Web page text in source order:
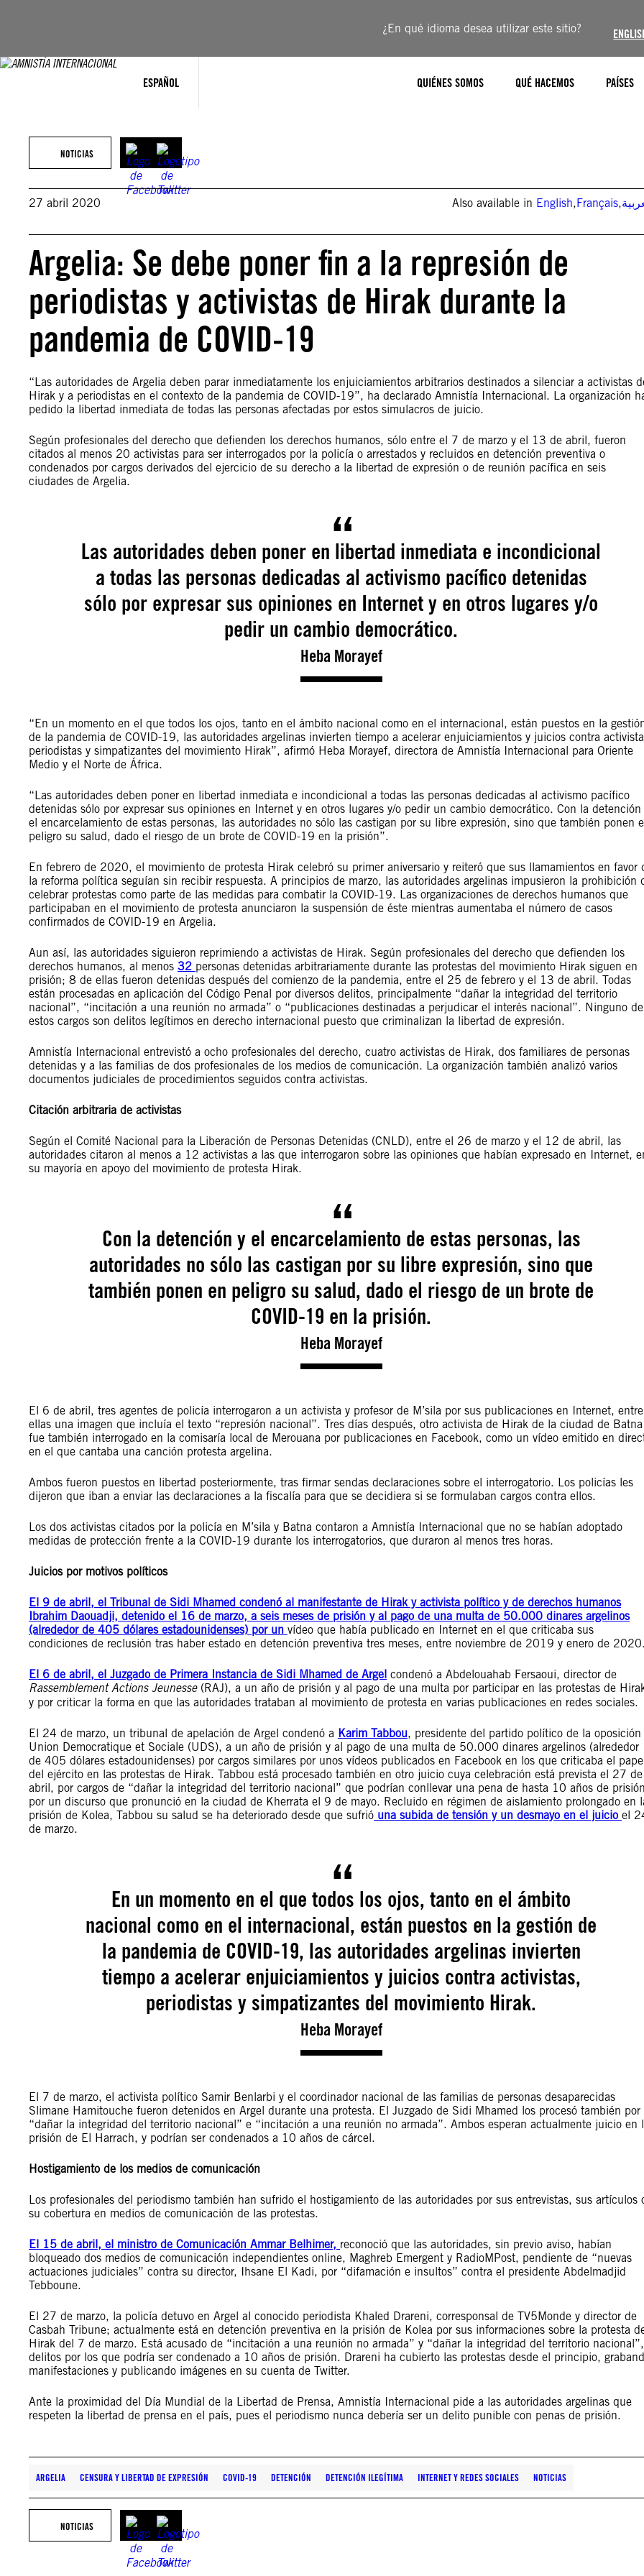
¿En qué idioma desea utilizar este sitio?
ESPAÑOL QUIÉNES SOMOS QUÉ HACEMOS PAÍSES
NOTICIAS
27 abril 2020 Also available in English,Français,
Argelia: Se debe poner fin a la represión de
periodistas y activistas de Hirak durante la
pandemia de COVID-19
“Las autoridades de Argelia deben parar inmediatamente los enjuiciamientos arbitrarios destinados a silenciar a activistas
Hirak y a periodistas en el contexto de la pandemia de COVID-19”, ha declarado Amnistía Internacional. La organización
pedido la libertad inmediata de todas las personas afectadas por estos simulacros de juicio.
Según profesionales del derecho que defienden los derechos humanos, sólo entre el 7 de marzo y el 13 de abril, fueron
citados al menos 20 activistas para ser interrogados por la policía o arrestados y recluidos en detención preventiva o
condenados por cargos derivados del ejercicio de su derecho a la libertad de expresión o de reunión pacífica en seis
ciudades de Argelia.
Las autoridades deben poner en libertad inmediata e incondicional
a todas las personas dedicadas al activismo pacífico detenidas
sólo por expresar sus opiniones en Internet y en otros lugares y/o
pedir un cambio democrático.
Heba Morayef
“En un momento en el que todos los ojos, tanto en el ámbito nacional como en el internacional, están puestos en la
de la pandemia de COVID-19, las autoridades argelinas invierten tiempo a acelerar enjuiciamientos y juicios contra
periodistas y simpatizantes del movimiento Hirak”, afirmó Heba Morayef, directora de Amnistía Internacional para Oriente
Medio y el Norte de África.
“Las autoridades deben poner en libertad inmediata e incondicional a todas las personas dedicadas al activismo pacífico
detenidas sólo por expresar sus opiniones en Internet y en otros lugares y/o pedir un cambio democrático. Con la detención
el encarcelamiento de estas personas, las autoridades no sólo las castigan por su libre expresión, sino que también ponen
peligro su salud, dado el riesgo de un brote de COVID-19 en la prisión”.
En febrero de 2020, el movimiento de protesta Hirak celebró su primer aniversario y reiteró que sus llamamientos en favor
la reforma política seguían sin recibir respuesta. A principios de marzo, las autoridades argelinas impusieron la prohibición
celebrar protestas como parte de las medidas para combatir la COVID-19. Las organizaciones de derechos humanos que
participaban en el movimiento de protesta anunciaron la suspensión de éste mientras aumentaba el número de casos
confirmados de COVID-19 en Argelia.
Aun así, las autoridades siguieron reprimiendo a activistas de Hirak. Según profesionales del derecho que defienden los
derechos humanos, al menos 32 personas detenidas arbitrariamente durante las protestas del movimiento Hirak siguen en
prisión; 8 de ellas fueron detenidas después del comienzo de la pandemia, entre el 25 de febrero y el 13 de abril. Todas
están procesadas en aplicación del Código Penal por diversos delitos, principalmente “dañar la integridad del territorio
nacional”, “incitación a una reunión no armada” o “publicaciones destinadas a perjudicar el interés nacional”. Ninguno de
estos cargos son delitos legítimos en derecho internacional puesto que criminalizan la libertad de expresión.
Amnistía Internacional entrevistó a ocho profesionales del derecho, cuatro activistas de Hirak, dos familiares de personas
detenidas y a las familias de dos profesionales de los medios de comunicación. La organización también analizó varios
documentos judiciales de procedimientos seguidos contra activistas.
Citación arbitraria de activistas
Según el Comité Nacional para la Liberación de Personas Detenidas (CNLD), entre el 26 de marzo y el 12 de abril, las
autoridades citaron al menos a 12 activistas a las que interrogaron sobre las opiniones que habían expresado en Internet,
su mayoría en apoyo del movimiento de protesta Hirak.
Con la detención y el encarcelamiento de estas personas, las
autoridades no sólo las castigan por su libre expresión, sino que
también ponen en peligro su salud, dado el riesgo de un brote de
COVID-19 en la prisión.
Heba Morayef
El 6 de abril, tres agentes de policía interrogaron a un activista y profesor de M’sila por sus publicaciones en Internet, entre
ellas una imagen que incluía el texto “represión nacional”. Tres días después, otro activista de Hirak de la ciudad de Batna
fue también interrogado en la comisaría local de Merouana por publicaciones en Facebook, como un vídeo emitido en
en el que cantaba una canción protesta argelina.
Ambos fueron puestos en libertad posteriormente, tras firmar sendas declaraciones sobre el interrogatorio. Los policías les
dijeron que iban a enviar las declaraciones a la fiscalía para que se decidiera si se formulaban cargos contra ellos.
Los dos activistas citados por la policía en M’sila y Batna contaron a Amnistía Internacional que no se habían adoptado
medidas de protección frente a la COVID-19 durante los interrogatorios, que duraron al menos tres horas.
Juicios por motivos políticos
El 9 de abril, el Tribunal de Sidi Mhamed condenó al manifestante de Hirak y activista político y de derechos humanos
Ibrahim Daouadji, detenido el 16 de marzo, a seis meses de prisión y al pago de una multa de 50.000 dinares argelinos
(alrededor de 405 dólares estadounidenses) por un vídeo que había publicado en Internet en el que criticaba sus
condiciones de reclusión tras haber estado en detención preventiva tres meses, entre noviembre de 2019 y enero de
El 6 de abril, el Juzgado de Primera Instancia de Sidi Mhamed de Argel condenó a Abdelouahab Fersaoui, director de
Rassemblement Actions Jeunesse(RAJ), a un año de prisión y al pago de una multa por participar en las protestas de
y por criticar la forma en que las autoridades trataban al movimiento de protesta en varias publicaciones en redes sociales.
El 24 de marzo, un tribunal de apelación de Argel condenó a Karim Tabbou, presidente del partido político de la oposición
Union Democratique et Sociale (UDS), a un año de prisión y al pago de una multa de 50.000 dinares argelinos (alrededor
de 405 dólares estadounidenses) por cargos similares por unos vídeos publicados en Facebook en los que criticaba el
del ejército en las protestas de Hirak. Tabbou está procesado también en otro juicio cuya celebración está prevista el 27 de
abril, por cargos de “dañar la integridad del territorio nacional” que podrían conllevar una pena de hasta 10 años de
por un discurso que pronunció en la ciudad de Kherrata el 9 de mayo. Recluido en régimen de aislamiento prolongado en
prisión de Kolea, Tabbou su salud se ha deteriorado desde que sufrió una subida de tensión y un desmayo en el juicio el
de marzo.
En un momento en el que todos los ojos, tanto en el ámbito
nacional como en el internacional, están puestos en la gestión de
la pandemia de COVID-19, las autoridades argelinas invierten
tiempo a acelerar enjuiciamientos y juicios contra activistas,
periodistas y simpatizantes del movimiento Hirak.
Heba Morayef
El 7 de marzo, el activista político Samir Benlarbi y el coordinador nacional de las familias de personas desaparecidas
Slimane Hamitouche fueron detenidos en Argel durante una protesta. El Juzgado de Sidi Mhamed los procesó también por
“dañar la integridad del territorio nacional” e “incitación a una reunión no armada”. Ambos esperan actualmente juicio en
prisión de El Harrach, y podrían ser condenados a 10 años de cárcel.
Hostigamiento de los medios de comunicación
Los profesionales del periodismo también han sufrido el hostigamiento de las autoridades por sus entrevistas, sus artículos
su cobertura en medios de comunicación de las protestas.
El 15 de abril, el ministro de Comunicación Ammar Belhimer, reconoció que las autoridades, sin previo aviso, habían
bloqueado dos medios de comunicación independientes online, Maghreb Emergent y RadioMPost, pendiente de “nuevas
actuaciones judiciales” contra su director, Ihsane El Kadi, por “difamación e insultos” contra el presidente Abdelmadjid
Tebboune.
El 27 de marzo, la policía detuvo en Argel al conocido periodista Khaled Drareni, corresponsal de TV5Monde y director de
Casbah Tribune; actualmente está en detención preventiva en la prisión de Kolea por sus informaciones sobre la protesta
Hirak del 7 de marzo. Está acusado de “incitación a una reunión no armada” y “dañar la integridad del territorio nacional”,
delitos por los que podría ser condenado a 10 años de prisión. Drareni ha cubierto las protestas desde el principio,
manifestaciones y publicando imágenes en su cuenta de Twitter.
Ante la proximidad del Día Mundial de la Libertad de Prensa, Amnistía Internacional pide a las autoridades argelinas que
respeten la libertad de prensa en el país, pues el periodismo nunca debería ser un delito punible con penas de prisión.
ARGELIA CENSURA Y LIBERTAD DE EXPRESIÓN COVID-19 DETENCIÓN DETENCIÓN ILEGÍTIMA INTERNET Y REDES SOCIALES NOTICIAS
NOTICIAS